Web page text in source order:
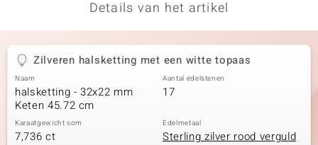
Details van het artikel
Zilveren halsketting met een witte topaas
Naam
halsketting - 32x22 mm
Keten 45.72 cm
Aantal edelstenen
17
Karaatgewicht som
7,736 ct
Edelmetaal
Sterling zilver rood verguld